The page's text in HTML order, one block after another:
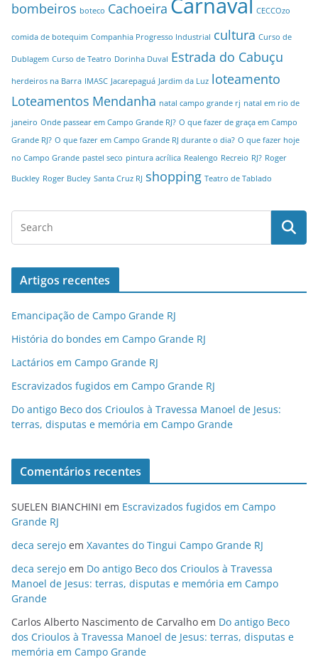
bombeiros boteco Cachoeira CECCOzo
comida de botequim Companhia Progresso Industrial cultura Curso de
Dublagem Curso de Teatro Dorinha Duval Estrada do Cabuçu
herdeiros na Barra IMASC Jacarepaguá Jardim da Luz loteamento
Loteamentos Mendanha natal campo grande rj natal em rio de
janeiro Onde passear em Campo Grande RJ? O que fazer de graça em Campo
Grande RJ? O que fazer em Campo Grande RJ durante o dia? O que fazer hoje
no Campo Grande pastel seco pintura acrílica Realengo Recreio RJ? Roger
Buckley Roger Bucley Santa Cruz RJ shopping Teatro de Tablado
Artigos recentes
Emancipação de Campo Grande RJ
História do bondes em Campo Grande RJ
Lactários em Campo Grande RJ
Escravizados fugidos em Campo Grande RJ
Do antigo Beco dos Crioulos à Travessa Manoel de Jesus:
terras, disputas e memória em Campo Grande
Comentários recentes
SUELEN BIANCHINI em Escravizados fugidos em Campo
Grande RJ
deca serejo em Xavantes do Tingui Campo Grande RJ
deca serejo em Do antigo Beco dos Crioulos à Travessa
Manoel de Jesus: terras, disputas e memória em Campo
Grande
Carlos Alberto Nascimento de Carvalho em Do antigo Beco
dos Crioulos à Travessa Manoel de Jesus: terras, disputas e
memória em Campo Grande